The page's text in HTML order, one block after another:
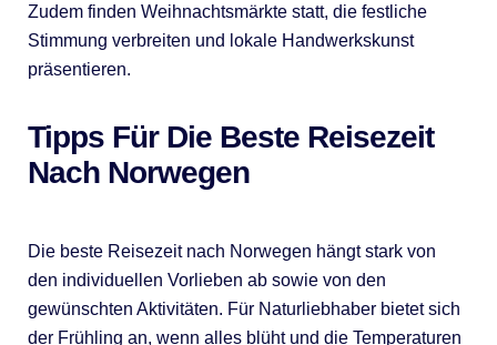
Zudem finden Weihnachtsmärkte statt, die festliche
Stimmung verbreiten und lokale Handwerkskunst
präsentieren.
Tipps Für Die Beste Reisezeit
Nach Norwegen
Die beste Reisezeit nach Norwegen hängt stark von
den individuellen Vorlieben ab sowie von den
gewünschten Aktivitäten. Für Naturliebhaber bietet sich
der Frühling an, wenn alles blüht und die Temperaturen